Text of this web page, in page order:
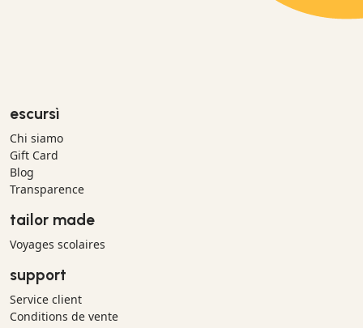
escursì
Chi siamo
Gift Card
Blog
Transparence
tailor made
Voyages scolaires
support
Service client
Conditions de vente